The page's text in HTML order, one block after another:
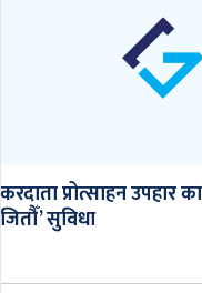
करदाता प्रोत्साहन उपहार
जितौँ’ सुविधा